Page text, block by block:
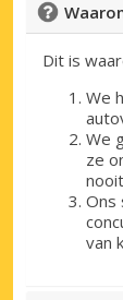
Dit is
We
We
ze
Ons
van